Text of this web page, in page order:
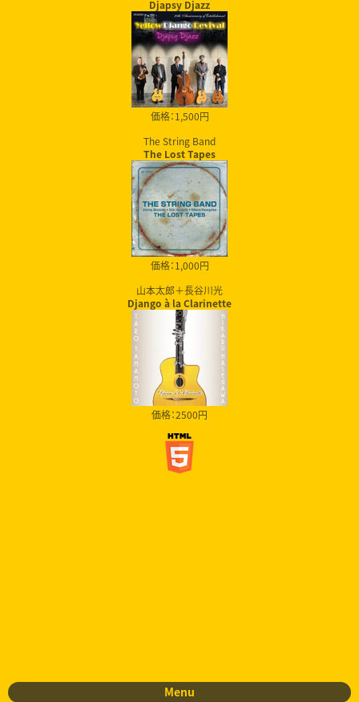
Djapsy Djazz
価格：1,500円
The String Band
The Lost Tapes
価格：1,000円
山本太郎＋長谷川光
Django à la Clarinette
価格：2500円
Menu